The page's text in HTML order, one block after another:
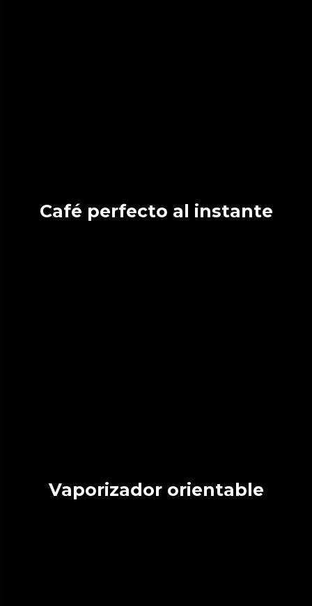
Café perfecto al instante
Vaporizador orientable